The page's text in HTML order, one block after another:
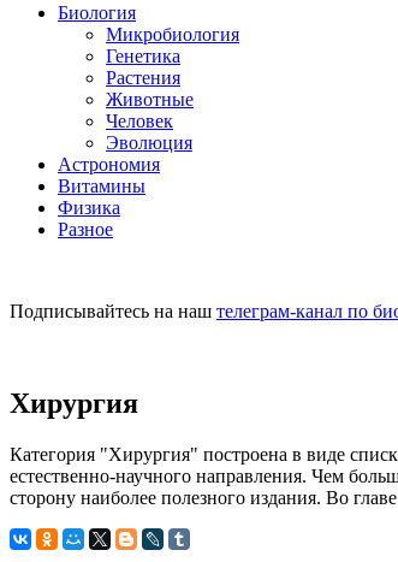
Биология
Микробиология
Генетика
Растения
Животные
Человек
Эволюция
Астрономия
Витамины
Физика
Разное
Подписывайтесь на наш телеграм-канал по
Хирургия
Категория "Хирургия" построена в виде
естественно-научного направления. Чем
сторону наиболее полезного издания. Во